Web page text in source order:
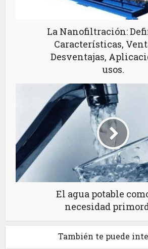
La Nanofiltración:
Características,
Desventajas,
usos.
El agua potable
necesidad
También te puede